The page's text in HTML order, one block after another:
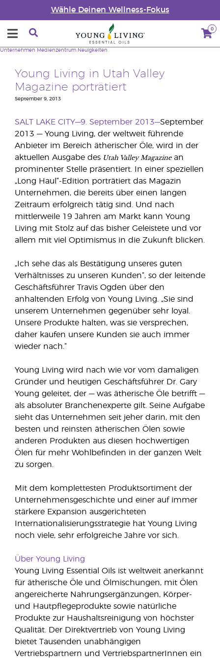
Wähle Deinen Wellness-Fokus
0
Unternehmen Medienzentrum Neuigkeiten
Young Living in Utah Valley
Magazine porträtiert
September 9, 2013
SALT LAKE CITY—9. September 2013—September
2013 — Young Living, der weltweit führende
Anbieter im Bereich ätherischer Öle, wird in der
aktuellen Ausgabe des Utah Valley Magazinean
prominenter Stelle präsentiert. In einer speziellen
„Long Haul“-Edition porträtiert das Magazin
Unternehmen, die bereits über einen langen
Zeitraum erfolgreich tätig sind. Und nach
mittlerweile 19 Jahren am Markt kann Young
Living mit Stolz auf das bisher Geleistete und vor
allem mit viel Optimismus in die Zukunft blicken.
„Ich sehe das als Bestätigung unseres guten
Verhältnisses zu unseren Kunden“, so der leitende
Geschäftsführer Travis Ogden über den
anhaltenden Erfolg von Young Living. „Sie sind
unserem Unternehmen gegenüber sehr loyal.
Unsere Produkte halten, was sie versprechen,
daher kaufen unsere Kunden sie auch immer
wieder nach.“
Young Living wird nach wie vor vom damaligen
Gründer und heutigen Geschäftsführer Dr. Gary
Young geleitet, der — was ätherische Öle betrifft —
als absoluter Branchenexperte gilt. Seine Aufgabe
sieht das Unternehmen seit jeher darin, mit den
besten und reinsten ätherischen Ölen sowie
anderen Produkten aus diesen hochwertigen
Ölen für mehr Wohlbefinden in der ganzen Welt
zu sorgen.
Mit dem komplettesten Produktsortiment der
Unternehmensgeschichte und einer auf immer
stärkere Expansion ausgerichteten
Internationalisierungsstrategie hat Young Living
noch viele, sehr erfolgreiche Jahre vor sich.
Über Young Living
Young Living Essential Oils ist weltweit anerkannt
für ätherische Öle und Ölmischungen, mit Ölen
angereicherte Nahrungsergänzungen, Körper-
und Hautpflegeprodukte sowie natürliche
Produkte zur Haushaltsreinigung von höchster
Qualität. Der Direktvertrieb von Young Living
bietet Tausenden unabhängigen
Vertriebspartnern und VertriebspartnerInnen ein